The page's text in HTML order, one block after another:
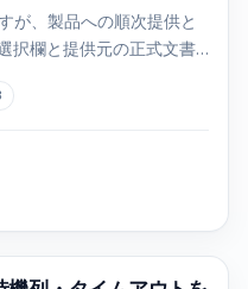
が、製品への順次提供と
択欄と提供元の正式文書